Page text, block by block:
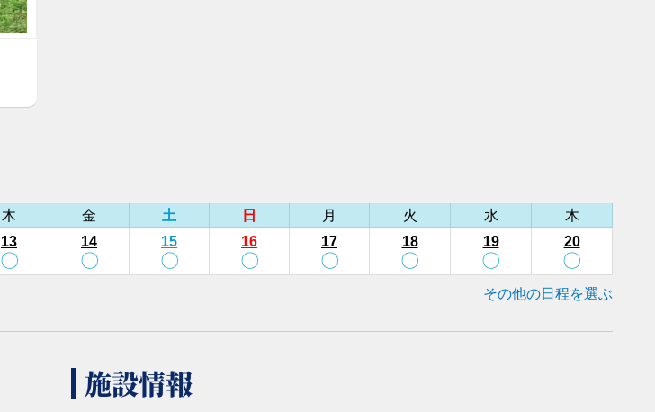
木 金 土 日 月 火 水
木
13
〇
14
〇
15
〇
16
〇
17
〇
18
〇
19
〇
20
〇
その他の日程を選ぶ
施設情報